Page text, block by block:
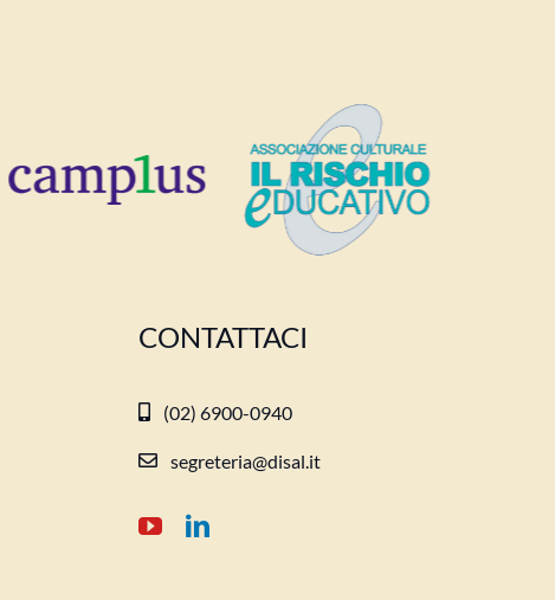
CONTATTACI
(02) 6900-0940
segreteria@disal.it